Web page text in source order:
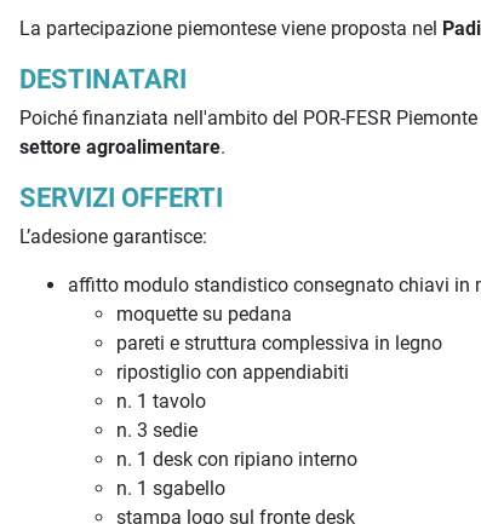
La partecipazione piemontese viene proposta nel
DESTINATARI
Poiché finanziata nell'ambito del POR-FESR
settore agroalimentare.
SERVIZI OFFERTI
L’adesione garantisce:
affitto modulo standistico consegnato chiavi in
moquette su pedana
pareti e struttura complessiva in legno
ripostiglio con appendiabiti
n. 1 tavolo
n. 3 sedie
n. 1 desk con ripiano interno
n. 1 sgabello
stampa logo sul fronte desk